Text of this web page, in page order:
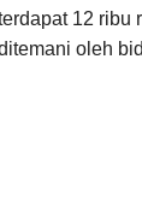
12 ribu
oleh